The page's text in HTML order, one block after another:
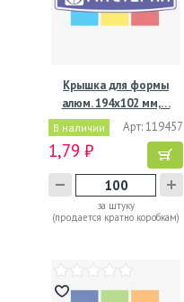
Крышка для формы
алюм. 194х102 мм,…
В наличии Арт: 119457
1,79 ₽
за штуку
(продается кратно коробкам)